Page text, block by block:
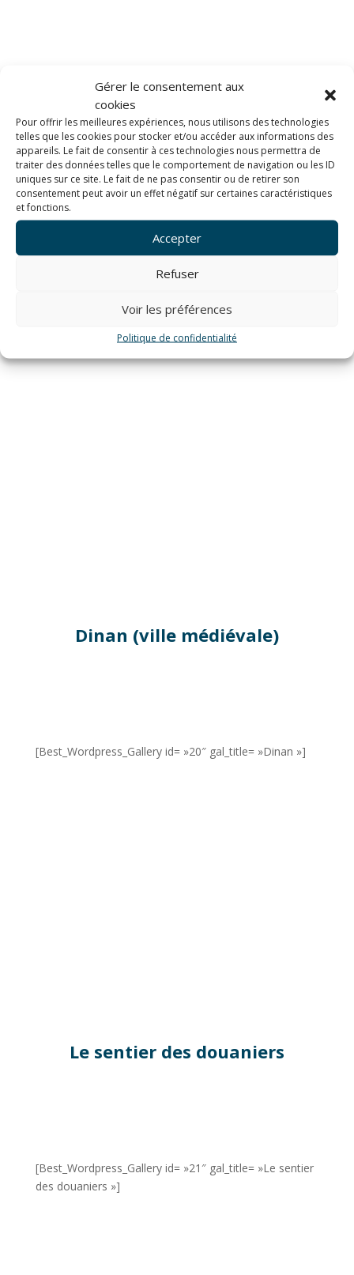
Gérer le consentement aux
cookies
Pour offrir les meilleures expériences, nous utilisons des technologies
telles que les cookies pour stocker et/ou accéder aux informations des
appareils. Le fait de consentir à ces technologies nous permettra de
traiter des données telles que le comportement de navigation ou les ID
uniques sur ce site. Le fait de ne pas consentir ou de retirer son
consentement peut avoir un effet négatif sur certaines caractéristiques
et fonctions.
Accepter
Refuser
Voir les préférences
Politique de confidentialité
Cancale (huitres)
[Best_Wordpress_Gallery id= »19″ gal_title= »Cancale »]
Dinan (ville médiévale)
[Best_Wordpress_Gallery id= »20″ gal_title= »Dinan »]
Le sentier des douaniers
[Best_Wordpress_Gallery id= »21″ gal_title= »Le sentier
des douaniers »]